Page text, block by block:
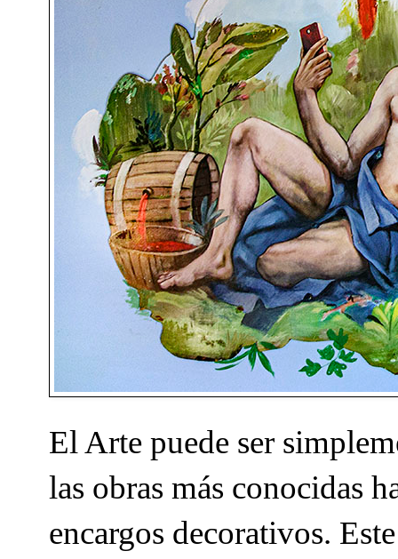
El Arte puede ser
las obras más conocidas
encargos decorativos.